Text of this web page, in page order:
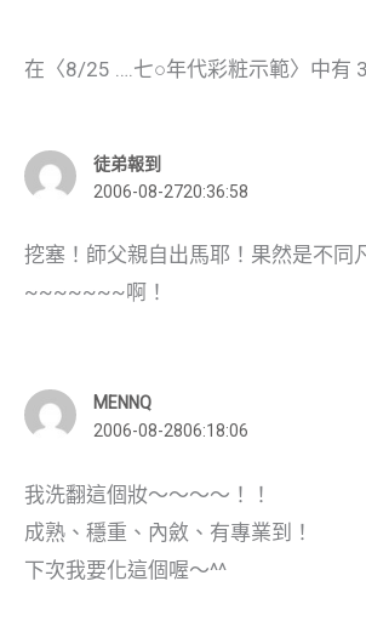
在〈8/25 ….七○年代彩粧示範〉中有
徒弟報到
2006-08-2720:36:58
挖塞！師父親自出馬耶！果然是不同
~~~~~~~啊！
MENNQ
2006-08-2806:18:06
我洗翻這個妝～～～～！！
成熟、穩重、內斂、有專業到！
下次我要化這個喔～^^